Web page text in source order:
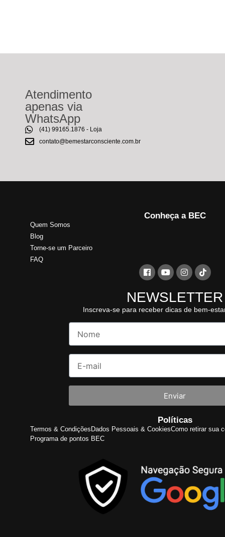
Atendimento
apenas via
WhatsApp
(41) 99165.1876 - Loja
contato@bemestarconsciente.com.br
Conheça a BEC
Quem Somos
Blog
Torne-se um Parceiro
FAQ
NEWSLETTER
Inscreva-se para receber dicas de bem-
Enviar
Políticas
Termos & Condições Dados Pessoais & CookiesComo retirar sua
Programa de pontos BEC